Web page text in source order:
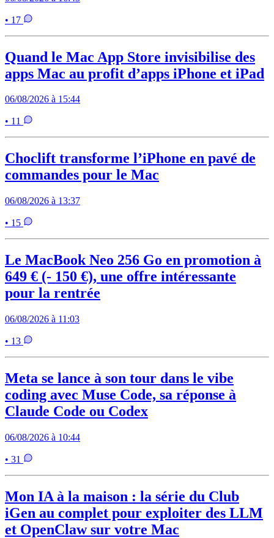
• 17
Quand le Mac App Store invisibilise des
apps Mac au profit d’apps iPhone et iPad
06/08/2026 à 15:44
• 11
Choclift transforme l’iPhone en pavé de
commandes pour le Mac
06/08/2026 à 13:37
• 15
Le MacBook Neo 256 Go en promotion à
649 € (- 150 €), une offre intéressante
pour la rentrée
06/08/2026 à 11:03
• 13
Meta se lance à son tour dans le vibe
coding avec Muse Code, sa réponse à
Claude Code ou Codex
06/08/2026 à 10:44
• 31
Mon IA à la maison : la série du Club
iGen au complet pour exploiter des LLM
et OpenClaw sur votre Mac